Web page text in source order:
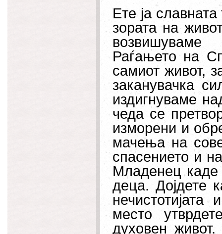
Ете ја
зората на
Раѓањето на
самиот живот,
заканувачка
издигнуваме
чеда се
изморени и
мачења на
спасението и
Младенец каде
деца. Дојдете
место
духовен